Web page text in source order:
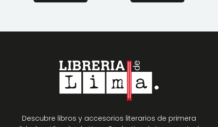
Descubre libros y accesorios literarios de primera